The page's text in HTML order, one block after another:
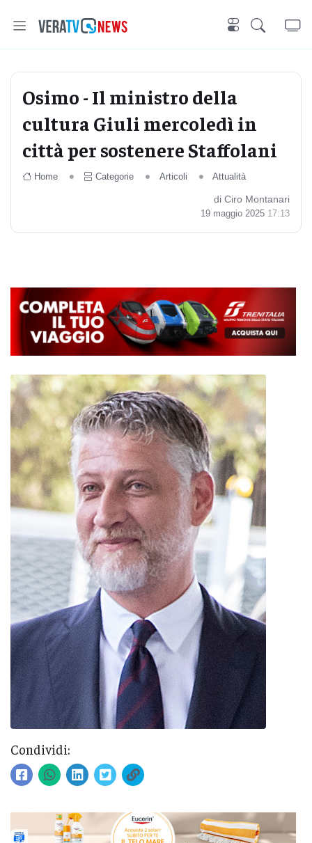
Osimo - Il ministro della
cultura Giuli mercoledì in
città per sostenere Staffolani
Home Categorie Articoli Attualità
di Ciro Montanari
19 maggio 2025 17:13
Condividi: